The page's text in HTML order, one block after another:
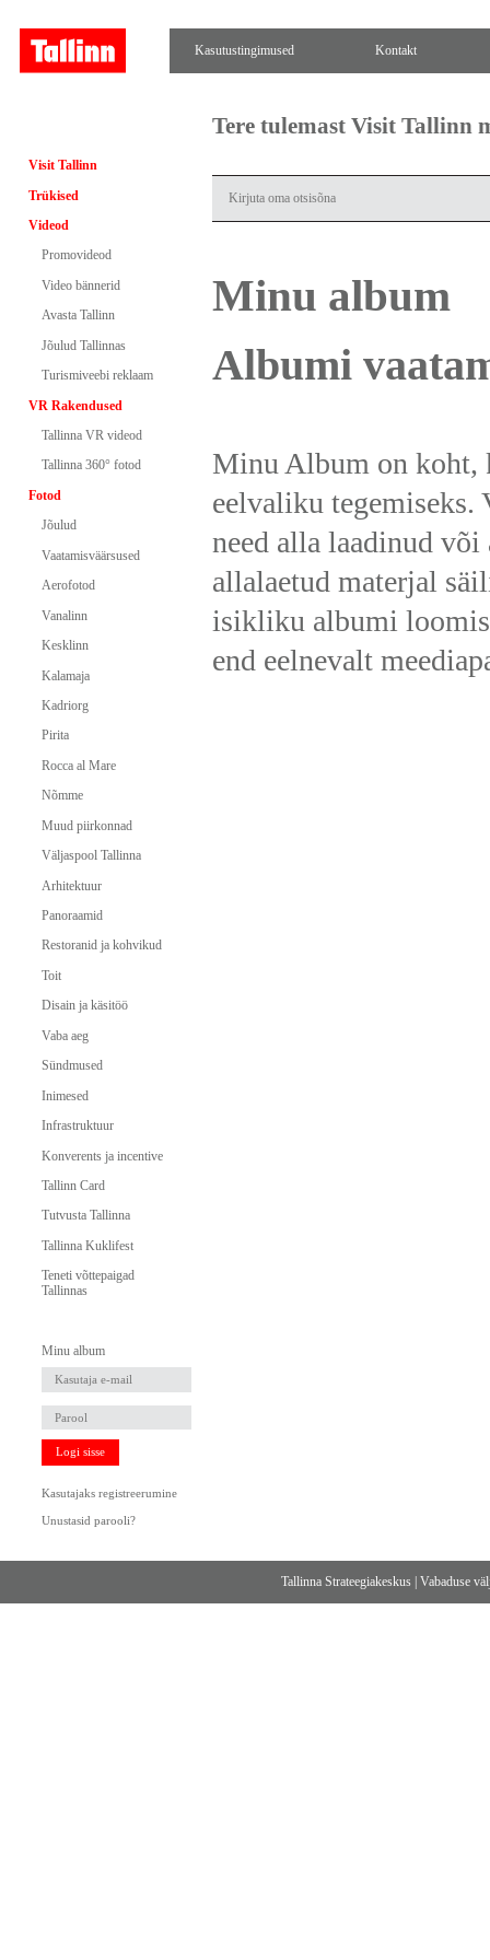
Kasutustingimused Kontakt
Visit Tallinn
Trükised
Videod
Promovideod
Video bännerid
Avasta Tallinn
Jõulud Tallinnas
Turismiveebi reklaam
VR Rakendused
Tallinna VR videod
Tallinna 360° fotod
Fotod
Jõulud
Vaatamisväärsused
Aerofotod
Vanalinn
Kesklinn
Kalamaja
Kadriorg
Pirita
Rocca al Mare
Nõmme
Muud piirkonnad
Väljaspool Tallinna
Arhitektuur
Panoraamid
Restoranid ja kohvikud
Toit
Disain ja käsitöö
Vaba aeg
Sündmused
Inimesed
Infrastruktuur
Konverents ja incentive
Tallinn Card
Tutvusta Tallinna
Tallinna Kuklifest
Teneti võttepaigad
Tallinnas
Minu album
Logi sisse
Kasutajaks registreerumine
Unustasid parooli?
Tere tulemast Visit Tallinn
Minu album
Albumi
Minu Album on koht,
eelvaliku
need alla laadinud
allalaetud materjal
isikliku albumi
end eelnevalt
Tallinna Strateegiakeskus |Vabaduse